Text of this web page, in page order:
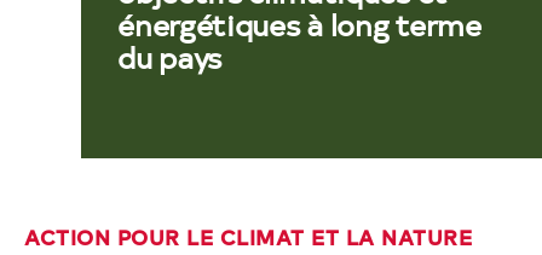
énergétiques à long terme
du pays
ACTION POUR LE CLIMAT ET LA NATURE